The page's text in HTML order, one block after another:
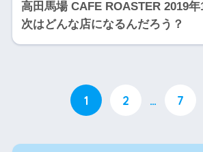
高田馬場 CAFE ROASTER 2019
次はどんな店になるんだろう？
1 2 … 7